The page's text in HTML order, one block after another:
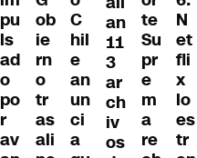
pu
ls
ad
o
po
r
av
ob
ie
rn
o
tr
as
ali
C
hil
e
an
un
ci
a
an
11
3
ar
ch
iv
os
te
Su
pr
e
m
a
re
N
et
fli
x
lo
es
tr